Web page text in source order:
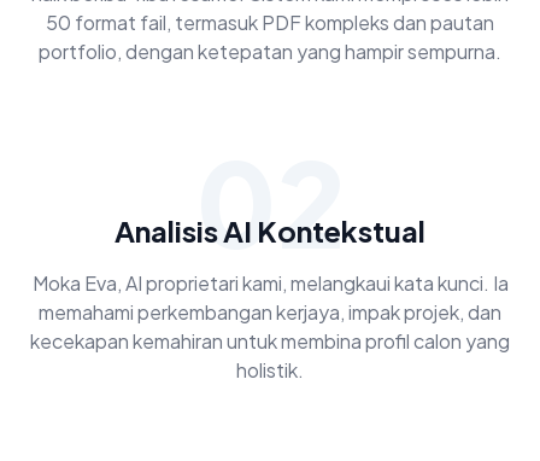
50 format fail, termasuk PDF kompleks dan pautan
portfolio, dengan ketepatan yang hampir sempurna.
02
Analisis AI Kontekstual
Moka Eva, AI proprietari kami, melangkaui kata kunci. Ia
memahami perkembangan kerjaya, impak projek, dan
kecekapan kemahiran untuk membina profil calon yang
holistik.